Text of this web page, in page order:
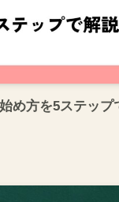
め方を5ステップ